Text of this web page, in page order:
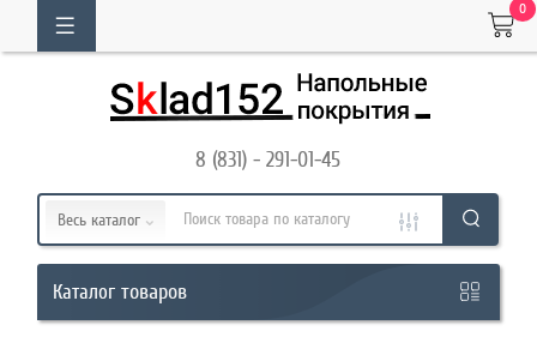
Обратный
звонок
0
8 (831) - 291-01-45
Весь каталог
Каталог товаров